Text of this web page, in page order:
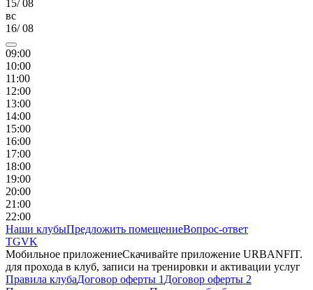
15/08
вс
16/08
09:00
10:00
11 :00
12:00
13:00
14:00
15:00
16:00
17:00
18:00
19:00
20:00
21 :00
22:00
Наши клубыПредложить помещениеВопрос-ответ
TGVK
Мобильное приложениеСкачивайте приложение URBANFIT.
для прохода в клуб, записи на тренировки и активации услуг
Правила клубаДоговор оферты 1 Договор оферты 2